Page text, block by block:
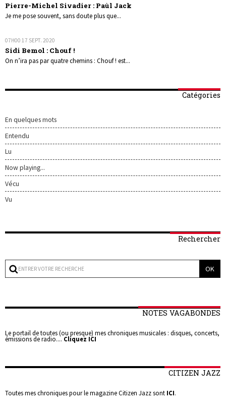
Pierre-Michel Sivadier : Paùl Jack
Je me pose souvent, sans doute plus que...
07H00 17 SEPT. 2020
Sidi Bemol : Chouf !
On n’ira pas par quatre chemins : Chouf ! est...
Catégories
En quelques mots
Entendu
Lu
Now playing...
Vécu
Vu
Rechercher
NOTES VAGABONDES
Le portail de toutes (ou presque) mes chroniques musicales : disques, concerts,
émissions de radio.... Cliquez ICI
CITIZEN JAZZ
Toutes mes chroniques pour le magazine Citizen Jazz sont ICI.